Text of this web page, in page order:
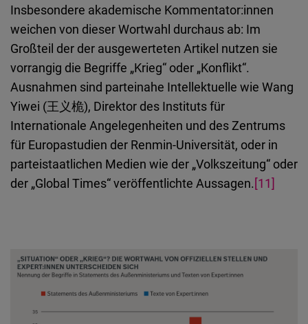
Insbesondere akademische Kommentator:innen
weichen von dieser Wortwahl durchaus ab: Im
Großteil der der ausgewerteten Artikel nutzen sie
vorrangig die Begriffe „Krieg“ oder „Konflikt“.
Ausnahmen sind parteinahe Intellektuelle wie Wang
Yiwei (王义桅), Direktor des Instituts für
Internationale Angelegenheiten und des Zentrums
für Europastudien der Renmin-Universität, oder in
parteistaatlichen Medien wie der „Volkszeitung“ oder
der „Global Times“ veröffentlichte Aussagen.[11]